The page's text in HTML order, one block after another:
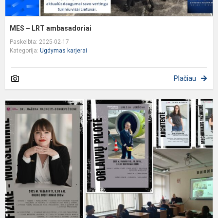
MES – LRT ambasadoriai
Paskelbta: 2025-02-17
Kategorija: Ugdymas karjerai
Plačiau